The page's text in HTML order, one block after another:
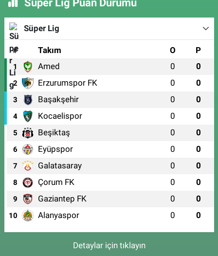
Süper Lig Puan Durumu
Süper Lig
# Takım O P
1 Amed 0 0
2 Erzurumspor FK 0 0
3 Başakşehir 0 0
4 Kocaelispor 0 0
5 Beşiktaş 0 0
6 Eyüpspor 0 0
7 Galatasaray 0 0
8 Çorum FK 0 0
9 Gaziantep FK 0 0
10 Alanyaspor 0 0
Detaylar için tıklayın